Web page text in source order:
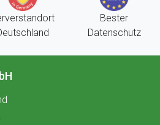
Bester
Datenschutz